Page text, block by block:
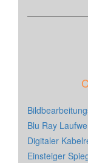
Blu Ray
Digitaler
Einsteiger